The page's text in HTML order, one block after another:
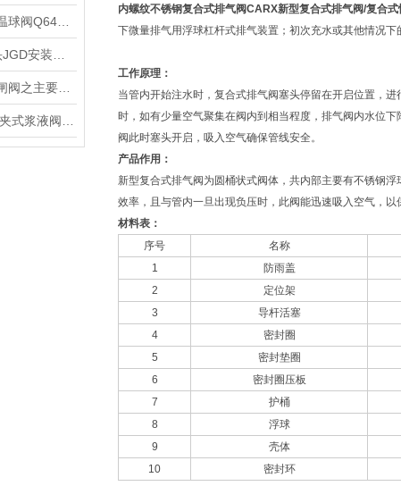
内螺纹不锈钢复合式排气阀CARX新型复合式排气阀/复合
下微量排气用浮球杠杆式排气装置；初次充水或其他情况
工作原理：
当管内开始注水时，复合式排气阀塞头停留在开启位置，
时，如有少量空气聚集在阀内到相当程度，排气阀内水位
阀此时塞头开启，吸入空气确保管线安全。
产品作用：
新型复合式排气阀为圆桶状式阀体，共内部主要有不锈钢
效率，且与管内一旦出现负压时，此阀能迅速吸入空气，以
材料表：
序号
名称
1
防雨盖
2
定位架
3
导杆活塞
4
密封圈
5
密封垫圈
6
密封圈压板
7
护桶
8
浮球
9
壳体
10
密封环